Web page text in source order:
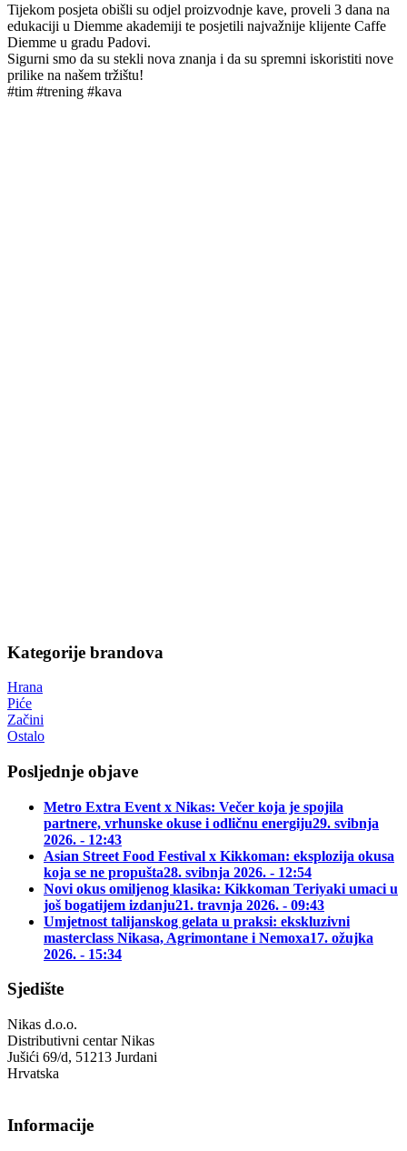
Tijekom posjeta obišli su odjel proizvodnje kave, proveli 3 dana na
edukaciji u Diemme akademiji te posjetili najvažnije klijente Caffe
Diemme u gradu Padovi.
Sigurni smo da su stekli nova znanja i da su spremni iskoristiti nove
prilike na našem tržištu!
#tim #trening #kava
Kategorije brandova
Hrana
Piće
Začini
Ostalo
Posljednje objave
Metro Extra Event x Nikas: Večer koja je spojila
partnere, vrhunske okuse i odličnu energiju29. svibnja
2026. - 12:43
Asian Street Food Festival x Kikkoman: eksplozija okusa
koja se ne propušta28. svibnja 2026. - 12:54
Novi okus omiljenog klasika: Kikkoman Teriyaki umaci u
još bogatijem izdanju21. travnja 2026. - 09:43
Umjetnost talijanskog gelata u praksi: ekskluzivni
masterclass Nikasa, Agrimontane i Nemoxa17. ožujka
2026. - 15:34
Sjedište
Nikas d.o.o.
Distributivni centar Nikas
Jušići 69/d, 51213 Jurdani
Hrvatska
Informacije